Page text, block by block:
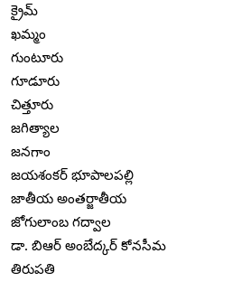
క్రైమ్
ఖమ్మం
గుంటూరు
గూడూరు
చిత్తూరు
జగిత్యాల
జనగాం
జయశంకర్ భూపాలపల్లి
జాతీయ అంతర్జాతీయ
జోగులాంబ గద్వాల
డా. బిఆర్ అంబేద్కర్ కోనసీమ
తిరుపతి